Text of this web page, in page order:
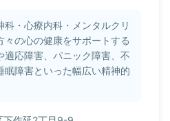
・心療内科・メンタルクリ
々の心の健康をサポートする
適応障害、パニック障害、不
眠障害といった幅広い精神的